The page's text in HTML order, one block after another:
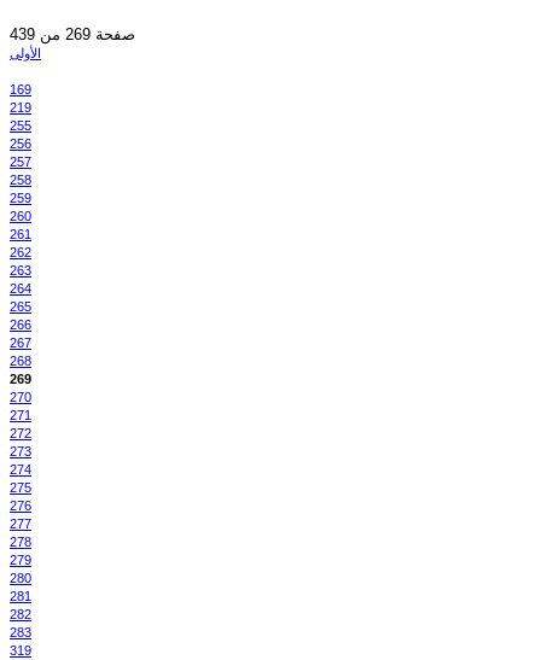
صفحة 269 من 439
الأولى
169
219
255
256
257
258
259
260
261
262
263
264
265
266
267
268
269
270
271
272
273
274
275
276
277
278
279
280
281
282
283
319